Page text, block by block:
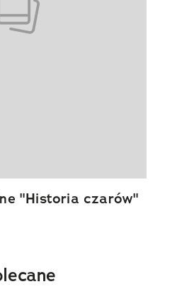
"Historia czarów"